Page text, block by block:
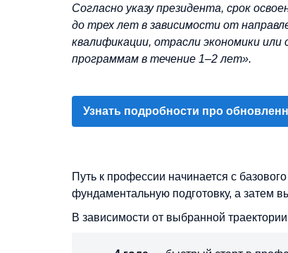
Согласно указу президента, срок
до трех лет в зависимости от
квалификации, отрасли экономики
программам в течение 1–2 лет».
Узнать подробности про
Путь к профессии начинается с
фундаментальную подготовку, а затем
В зависимости от выбранной